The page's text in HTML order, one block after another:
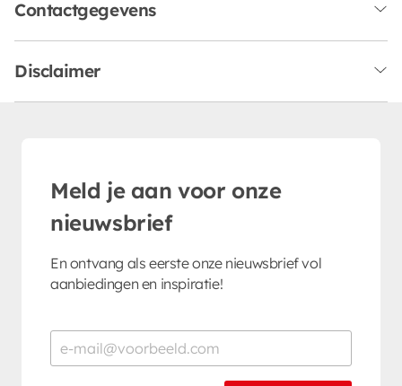
Contactgegevens
Disclaimer
Meld je aan voor onze
nieuwsbrief
En ontvang als eerste onze nieuwsbrief vol
aanbiedingen en inspiratie!